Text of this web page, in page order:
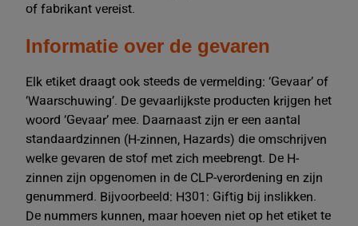
of fabrikant vereist.
Informatie over de gevaren
Elk etiket draagt ook steeds de vermelding: ‘Gevaar’ of
‘Waarschuwing’. De gevaarlijkste producten krijgen het
woord ‘Gevaar’ mee. Daarnaast zijn er een aantal
standaardzinnen (H-zinnen, Hazards) die omschrijven
welke gevaren de stof met zich meebrengt. De H-
zinnen zijn opgenomen in de CLP-verordening en zijn
genummerd. Bijvoorbeeld: H301: Giftig bij inslikken.
De nummers kunnen, maar hoeven niet op het etiket te